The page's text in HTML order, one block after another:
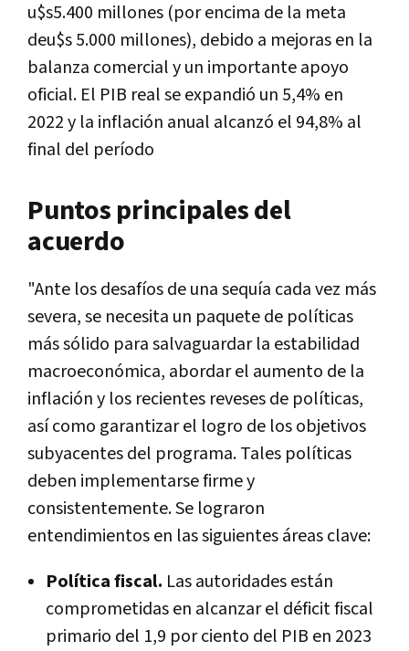
u$s5.400 millones (por encima de la meta
deu$s 5.000 millones), debido a mejoras en la
balanza comercial y un importante apoyo
oficial. El PIB real se expandió un 5,4% en
2022 y la inflación anual alcanzó el 94,8% al
final del período
Puntos principales del
acuerdo
"Ante los desafíos de una sequía cada vez más
severa, se necesita un paquete de políticas
más sólido para salvaguardar la estabilidad
macroeconómica, abordar el aumento de la
inflación y los recientes reveses de políticas,
así como garantizar el logro de los objetivos
subyacentes del programa. Tales políticas
deben implementarse firme y
consistentemente. Se lograron
entendimientos en las siguientes áreas clave:
Política fiscal. Las autoridades están
comprometidas en alcanzar el déficit fiscal
primario del 1,9 por ciento del PIB en 2023